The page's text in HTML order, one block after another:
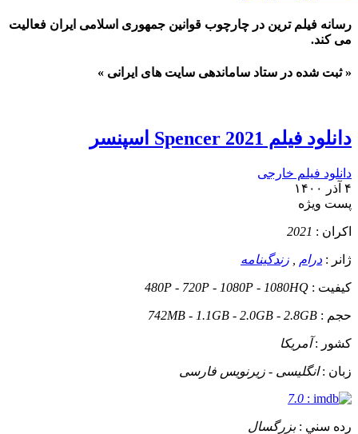
رسانه فیلم ترین در چارچوب قوانین جمهوری اسلامی ایران فعالیت
می کند.
« ثبت شده در ستاد ساماندهی سایت های ایرانی »
دانلود فیلم Spencer 2021 اسپنسر
دانلود فیلم خارجی
۴ آذر ۱۴۰۰
پست ويژه
اکران : 2021
ژانر : درام زندگینامه
کيفيت : 480P - 720P - 1080P - 1080HQ
حجم : 742MB - 1.1GB - 2.0GB - 2.8GB
کشور :آمریکا
زبان :انگلیسی - زیرنویس فارسی
:
7.0
رده سني :بزرگسال